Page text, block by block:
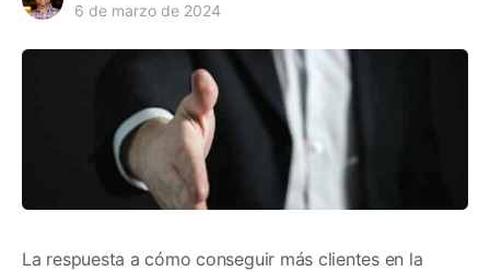
6 de marzo de 2024
La respuesta a cómo conseguir más clientes en la